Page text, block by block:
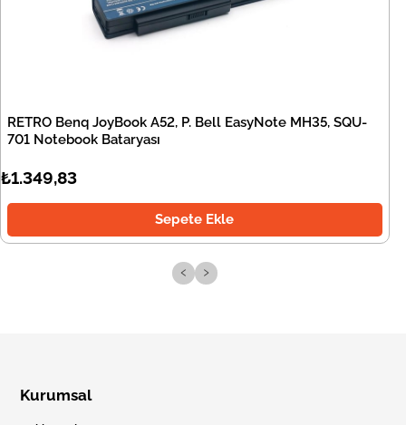
RETRO Benq JoyBook A52, P. Bell EasyNote MH35, SQU-
701 Notebook Bataryası
₺1.349,83
Sepete Ekle
‹ ›
Kurumsal